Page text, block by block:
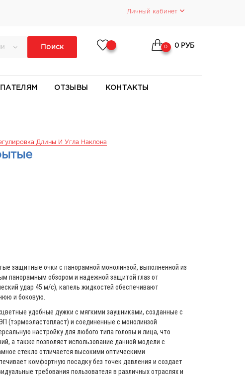
Личный кабинет
Поиск 0 0 РУБ
ОТЗЫВЫ КОНТАКТЫ
Длины И Угла Наклона
защитные очки с панорамной монолинзой, выполненной из
панорамным обзором и надежной защитой глаз от
удар 45 м/с), капель жидкостей обеспечивают
и боковую.
удобные дужки с мягкими заушниками, созданные с
(тэрмоэластопласт) и соединенные с монолинзой
настройку для любого типа головы и лица, что
а также позволяет использование данной модели с
стекло отличается высокими оптическими
комфортную посадку без точек давления и создает
требования пользователя в различных отраслях и